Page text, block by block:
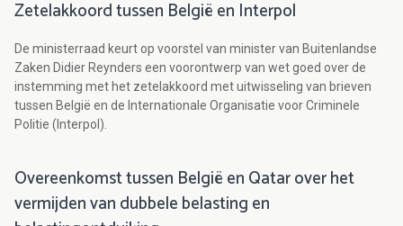
Zetelakkoord tussen België en Interpol
De ministerraad keurt op voorstel van minister van Buitenlandse
Zaken Didier Reynders een voorontwerp van wet goed over de
instemming met het zetelakkoord met uitwisseling van brieven
tussen België en de Internationale Organisatie voor Criminele
Politie (Interpol).
Overeenkomst tussen België en Qatar over het
vermijden van dubbele belasting en